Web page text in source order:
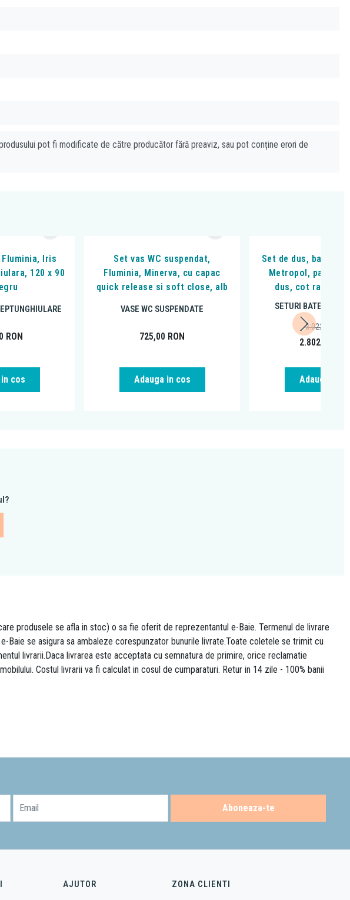
pot fi modificate de către producător fără preaviz, sau pot conține erori de
Fluminia, Iris
120 x 90
RON
cos
Set vas WC suspendat,
Fluminia, Minerva, cu capac
quick release si soft close, alb
VASE WC SUSPENDATE
725,00 RON
Adauga in cos
Set de dus, baterie
Metropol, palarie
dus, cot racord
SETURI BATERII
2.802,44
3.022,92
Adauga in
produsele se afla in stoc) o sa fie oferit de reprezentantul e-Baie. Termenul de livrare
se asigura sa ambaleze corespunzator bunurile livrate.Toate coletele se trimit cu
livrarii.Daca livrarea este acceptata cu semnatura de primire, orice reclamatie
Costul livrarii va fi calculat in cosul de cumparaturi. Retur in 14 zile - 100% banii
Email Aboneaza-te
AJUTOR ZONA CLIENTI